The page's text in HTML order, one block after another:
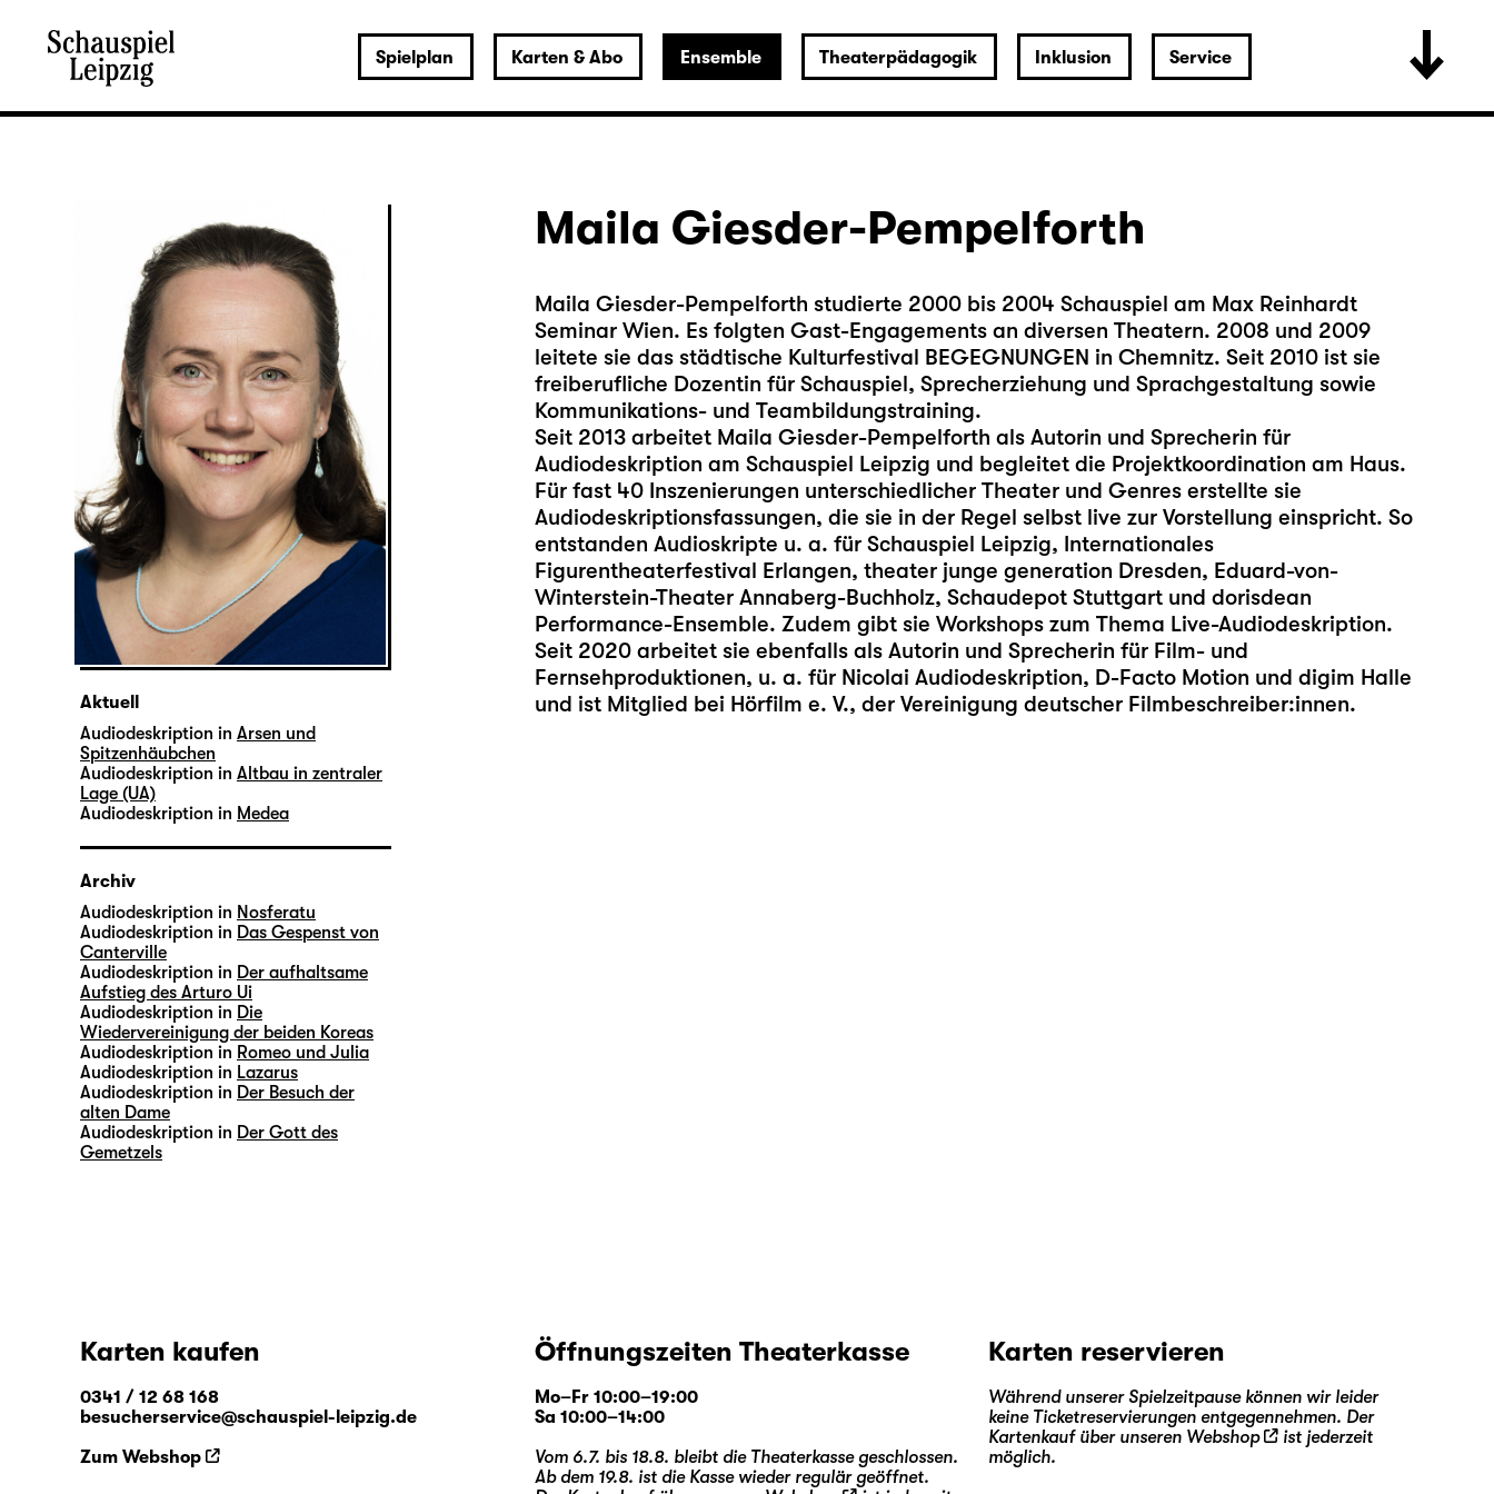
Spielplan Karten & Abo Ensemble Theaterpädagogik Inklusion Service
Maila Giesder-Pempelforth
Maila Giesder-Pempelforth studierte 2000 bis 2004 Schauspiel am Max Reinhardt
Seminar Wien. Es folgten Gast-Engagements an diversen Theatern. 2008 und 2009
leitete sie das städtische Kulturfestival BEGEGNUNGEN in Chemnitz. Seit 2010 ist sie
freiberufliche Dozentin für Schauspiel, Sprecherziehung und Sprachgestaltung sowie
Kommunikations- und Teambildungstraining.
Seit 2013 arbeitet Maila Giesder-Pempelforth als Autorin und Sprecherin für
Audiodeskription am Schauspiel Leipzig und begleitet die Projektkoordination am Haus.
Für fast 40 Inszenierungen unterschiedlicher Theater und Genres erstellte sie
Audiodeskriptionsfassungen, die sie in der Regel selbst live zur Vorstellung einspricht. So
entstanden Audioskripte u. a. für Schauspiel Leipzig, Internationales
Figurentheaterfestival Erlangen, theater junge generation Dresden, Eduard-von-
Winterstein-Theater Annaberg-Buchholz, Schaudepot Stuttgart und dorisdean
Performance-Ensemble. Zudem gibt sie Workshops zum Thema Live-Audiodeskription.
Seit 2020 arbeitet sie ebenfalls als Autorin und Sprecherin für Film- und
Fernsehproduktionen, u. a. für Nicolai Audiodeskription, D-Facto Motion und digim Halle
und ist Mitglied bei Hörfilm e. V., der Vereinigung deutscher Filmbeschreiber:innen.
Aktuell
Audiodeskription in Arsen und
Spitzenhäubchen
Audiodeskription in Altbau in zentraler
Lage (UA)
Audiodeskription in Medea
Archiv
Audiodeskription in Nosferatu
Audiodeskription in Das Gespenst von
Canterville
Audiodeskription in Der aufhaltsame
Aufstieg des Arturo Ui
Audiodeskription in Die
Wiedervereinigung der beiden Koreas
Audiodeskription in Romeo und Julia
Audiodeskription in Lazarus
Audiodeskription in Der Besuch der
alten Dame
Audiodeskription in Der Gott des
Gemetzels
Karten kaufen
0341 / 12 68 168
besucherservice@schauspiel-leipzig.de
Zum Webshop
Öffnungszeiten Theaterkasse
Mo–Fr 10:00–19:00
Sa 10:00–14:00
Vom 6.7. bis 18.8. bleibt die Theaterkasse geschlossen.
Ab dem 19.8. ist die Kasse wieder regulär geöffnet.
Karten reservieren
Während unserer Spielzeitpause können wir leider
keine Ticketreservierungen entgegennehmen. Der
Kartenkauf über unseren Webshop
ist jederzeit
möglich.